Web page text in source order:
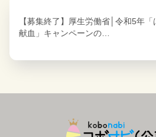
【募集終了】厚生労働省│令和5年「
献血」キャンペーンの…